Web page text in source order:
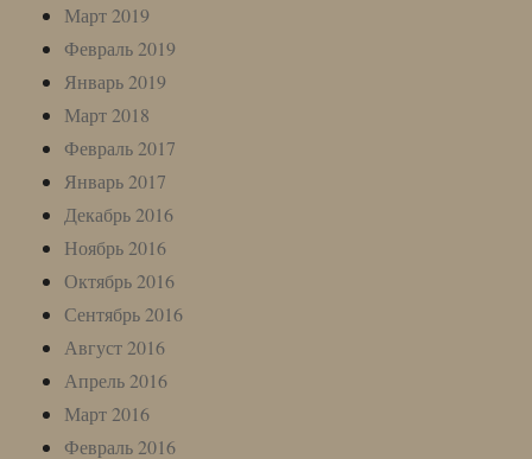
Март 2019
Февраль 2019
Январь 2019
Март 2018
Февраль 2017
Январь 2017
Декабрь 2016
Ноябрь 2016
Октябрь 2016
Сентябрь 2016
Август 2016
Апрель 2016
Март 2016
Февраль 2016